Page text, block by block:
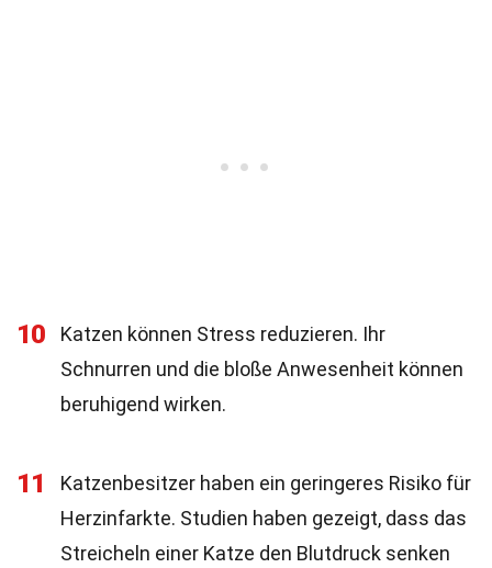
10
Katzen können Stress reduzieren. Ihr
Schnurren und die bloße Anwesenheit können
beruhigend wirken.
11
Katzenbesitzer haben ein geringeres Risiko für
Herzinfarkte. Studien haben gezeigt, dass das
Streicheln einer Katze den Blutdruck senken